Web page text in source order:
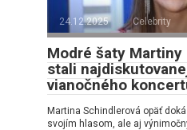
24.12.2025 Celebrity
Modré šaty
stali
vianočného
Martina Schindlerová opäť
svojím hlasom, ale aj